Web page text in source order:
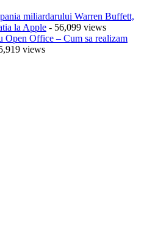
miliardarului Warren Buffett,
la Apple - 56,099 views
Open Office – Cum sa realizam
views